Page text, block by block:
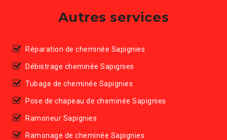
Autres services
Réparation de cheminée Sapignies
Débistrage cheminée Sapignies
Tubage de cheminée Sapignies
Pose de chapeau de cheminée Sapignies
Ramoneur Sapignies
Ramonage de cheminée Sapignies